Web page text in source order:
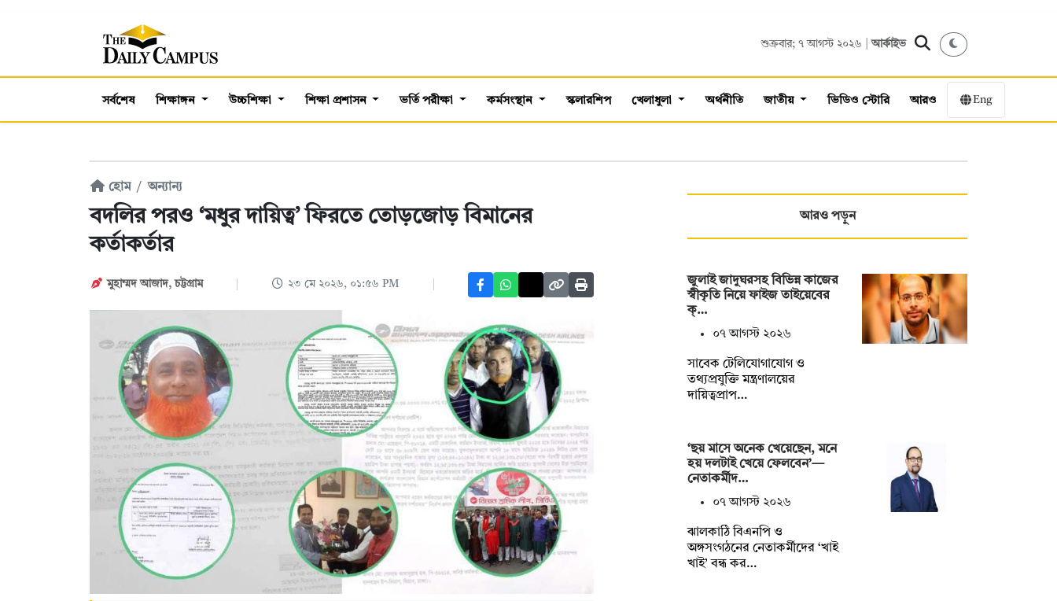
শুক্রবার; ৭ আগস্ট ২০২৬ |আর্কাইভ
সর্বশেষ শিক্ষাঙ্গন উচ্চশিক্ষা শিক্ষা প্রশাসন ভর্তি পরীক্ষা কর্মসংস্থান স্কলারশিপ খেলাধুলা অর্থনীতি জাতীয় ভিডিও স্টোরি আরও Eng
হোম অন্যান্য
বদলির পরও ‘মধুর দায়িত্ব’ ফিরতে তোড়জোড় বিমানের
কর্তাকর্তার
মুহাম্মদ আজাদ, চট্টগ্রাম ২৩ মে ২০২৬, ০১:৫৬ PM
আরও পড়ুন
জুলাই জাদুঘরসহ বিভিন্ন কাজের
স্বীকৃতি নিয়ে ফাইজ তাইয়েবের
ক্…
০৭ আগস্ট ২০২৬
সাবেক টেলিযোগাযোগ ও
তথ্যপ্রযুক্তি মন্ত্রণালয়ের
দায়িত্বপ্রাপ…
‘ছয় মাসে অনেক খেয়েছেন, মনে
হয় দলটাই খেয়ে ফেলবেন’—
নেতাকর্মীদ…
০৭ আগস্ট ২০২৬
ঝালকাঠি বিএনপি ও
অঙ্গসংগঠনের নেতাকর্মীদের ‘খাই
খাই’ বন্ধ কর…